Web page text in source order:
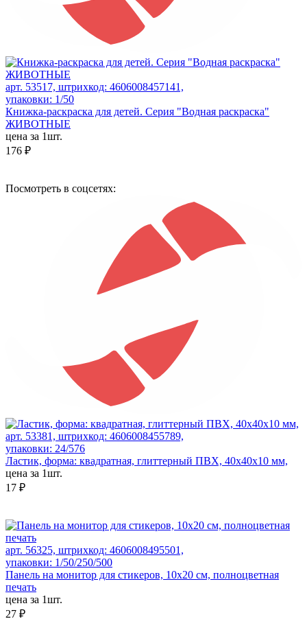
арт. 53517, штрихкод: 4606008457141,
упаковки: 1/50
Книжка-раскраска для детей. Серия "Водная раскраска"
ЖИВОТНЫЕ
цена за 1шт.
176 ₽
Посмотреть в соцсетях:
арт. 53381, штрихкод: 4606008455789,
упаковки: 24/576
Ластик, форма: квадратная, глиттерный ПВХ, 40x40x10 мм,
цена за 1шт.
17 ₽
арт. 56325, штрихкод: 4606008495501,
упаковки: 1/50/250/500
Панель на монитор для стикеров, 10х20 см, полноцветная
печать
цена за 1шт.
27 ₽